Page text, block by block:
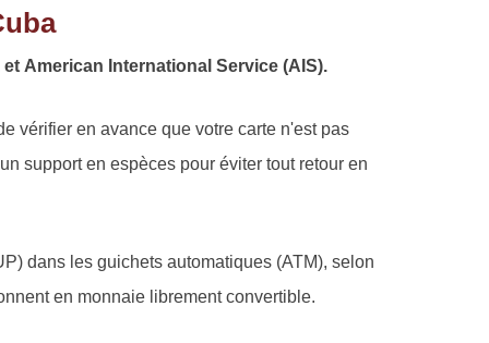
American International Service (AIS).
vérifier en avance que votre carte n'est pas
support en espèces pour éviter tout retour en
dans les guichets automatiques (ATM), selon
en monnaie librement convertible.